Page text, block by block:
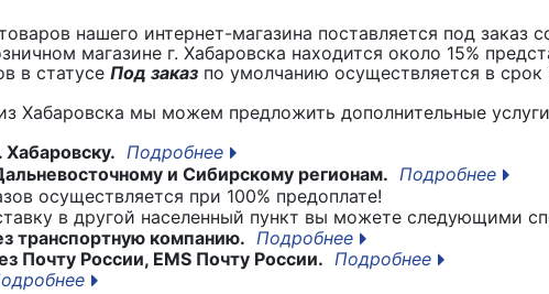
нашего интернет-магазина поставляется под
магазине г. Хабаровска находится около 15%
в статусе Под заказ по умолчанию осуществляется в
Хабаровска мы можем предложить дополнительные
Хабаровску.
Подробнее
и Сибирскому регионам. Подробнее
осуществляется при 100% предоплате!
в другой населенный пункт вы можете следующими
транспортную компанию. Подробнее
Почту России, EMS Почту России. Подробнее